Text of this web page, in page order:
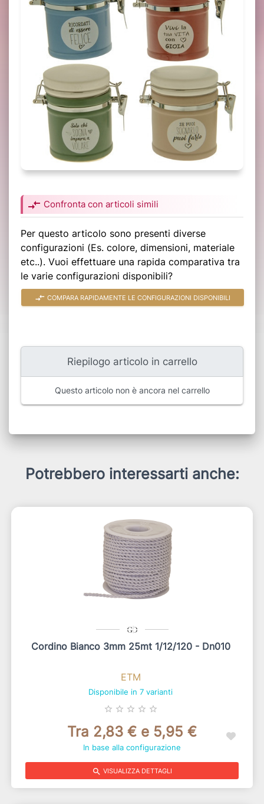
compare_arrows Confronta con articoli simili
Per questo articolo sono presenti diverse
configurazioni (Es. colore, dimensioni, materiale
etc..). Vuoi effettuare una rapida comparativa tra
le varie configurazioni disponibili?
compare_arrows COMPARA RAPIDAMENTE LE CONFIGURAZIONI DISPONIBILI
Riepilogo articolo in carrello
Questo articolo non è ancora nel carrello
Potrebbero interessarti anche:
Cordino Bianco 3mm 25mt 1/12/120 - Dn010
ETM
Disponibile in 7 varianti
star_border star_border star_border star_border star_border
Tra 2,83 € e 5,95 €
In base alla configurazione
search VISUALIZZA DETTAGLI